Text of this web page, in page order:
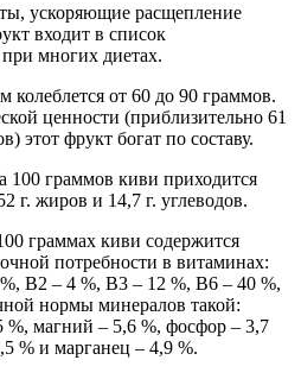
ускоряющие расщепление
входит в список
многих диетах.
колеблется от 60 до 90 граммов.
ценности (приблизительно 61
этот фрукт богат по составу.
100 граммов киви приходится
г. жиров и 14,7 г. углеводов.
граммах киви содержится
потребности в витаминах:
В2 – 4 %, В3 – 12 %, В6 – 40 %,
нормы минералов такой:
%, магний – 5,6 %, фосфор – 3,7
% и марганец – 4,9 %.